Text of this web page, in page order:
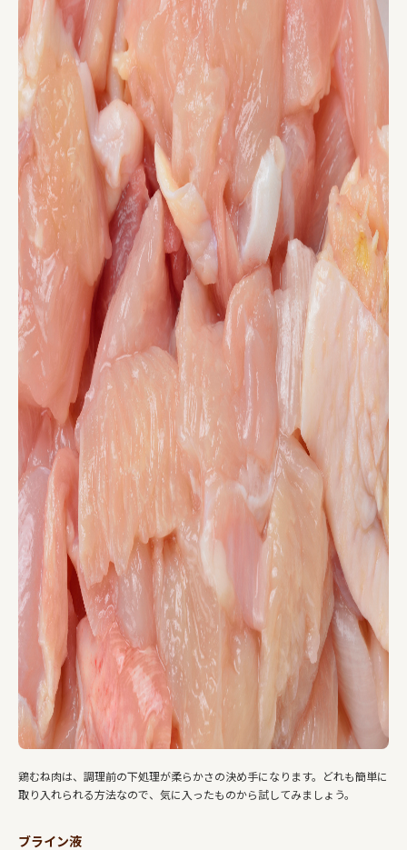
鶏むね肉は、調理前の下処理が柔らかさの決め手になります。どれも簡単に
取り入れられる方法なので、気に入ったものから試してみましょう。
ブライン液